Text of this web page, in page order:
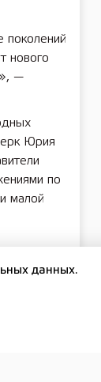
поколений
нового
—
Юрия
по
малой
данных.